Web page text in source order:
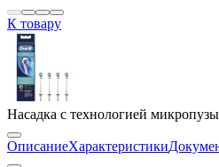
К товару
Насадка с технологией
ОписаниеХарактеристики